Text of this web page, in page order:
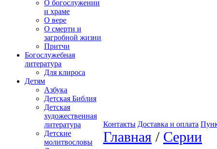
О богослужении
и храме
О вере
О смерти и
загробной жизни
Притчи
Богослужебная
литература
Для клироса
Детям
Азбука
Детская Библия
Детская
художественная
литература
Детские
молитвословы
Контакты Доставка и оплата
Главная / Серии